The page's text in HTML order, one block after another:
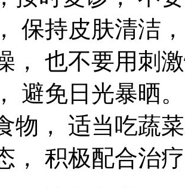
保持皮肤清洁
， 也不要用刺
避免日光暴晒
物， 适当吃蔬
， 积极配合治